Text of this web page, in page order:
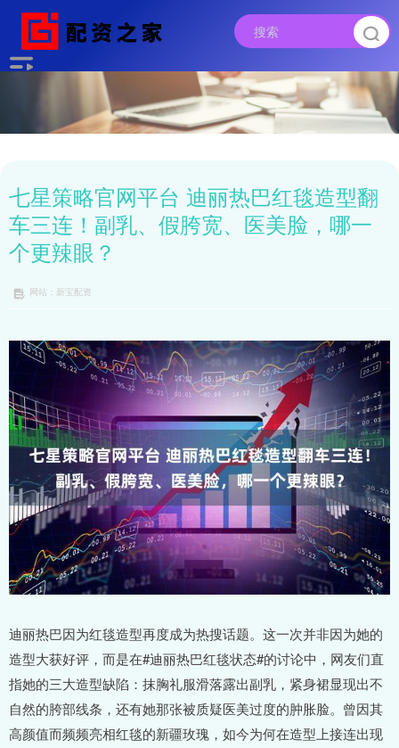
七星策略官网平台 迪丽热巴红毯造型翻
车三连！副乳、假胯宽、医美脸，哪一
个更辣眼？
网站：新宝配资
迪丽热巴因为红毯造型再度成为热搜话题。这一次并非因为她的
造型大获好评，而是在#迪丽热巴红毯状态#的讨论中，网友们直
指她的三大造型缺陷：抹胸礼服滑落露出副乳，紧身裙显现出不
自然的胯部线条，还有她那张被质疑医美过度的肿胀脸。曾因其
高颜值而频频亮相红毯的新疆玫瑰，如今为何在造型上接连出现